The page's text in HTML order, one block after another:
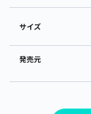
サイズ
発売元